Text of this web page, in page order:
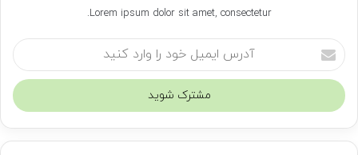
Lorem ipsum dolor sit amet, consectetur.
آ
د
س
ی